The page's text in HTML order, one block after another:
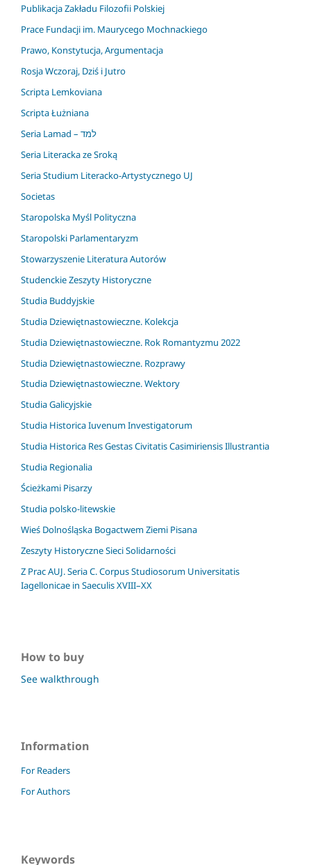
Publikacja Zakładu Filozofii Polskiej
Prace Fundacji im. Maurycego Mochnackiego
Prawo, Konstytucja, Argumentacja
Rosja Wczoraj, Dziś i Jutro
Scripta Lemkoviana
Scripta Łużniana
Seria Lamad – למד
Seria Literacka ze Sroką
Seria Studium Literacko-Artystycznego UJ
Societas
Staropolska Myśl Polityczna
Staropolski Parlamentaryzm
Stowarzyszenie Literatura Autorów
Studenckie Zeszyty Historyczne
Studia Buddyjskie
Studia Dziewiętnastowieczne. Kolekcja
Studia Dziewiętnastowieczne. Rok Romantyzmu 2022
Studia Dziewiętnastowieczne. Rozprawy
Studia Dziewiętnastowieczne. Wektory
Studia Galicyjskie
Studia Historica Iuvenum Investigatorum
Studia Historica Res Gestas Civitatis Casimiriensis Illustrantia
Studia Regionalia
Ścieżkami Pisarzy
Studia polsko-litewskie
Wieś Dolnośląska Bogactwem Ziemi Pisana
Zeszyty Historyczne Sieci Solidarności
Z Prac AUJ. Seria C. Corpus Studiosorum Universitatis
Iagellonicae in Saeculis XVIII–XX
How to buy
See walkthrough
Information
For Readers
For Authors
Keywords